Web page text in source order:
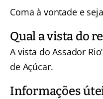
Coma à vontade e
Qual a vista do
A vista do Assador
de Açúcar.
Informações